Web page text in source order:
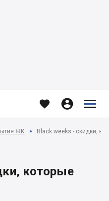
  


ЖК Black weeks - скидки,
которые